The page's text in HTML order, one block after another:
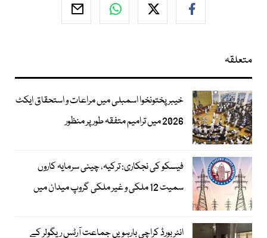
متعلقہ
خیبرپختونخوا اسمبلی میں مراعات و استحقاق ایکٹ
2026 میں ترامیم متفقہ طور پر منظور
فیسکو کی نجکاری: ترکیہ، چینی سرمایہ کاروں
سمیت 12 ملکی و غیر ملکی گروپ میدان میں
انٹر بورڈ کراچی بارہویں جماعت آرٹس ریگولر کے